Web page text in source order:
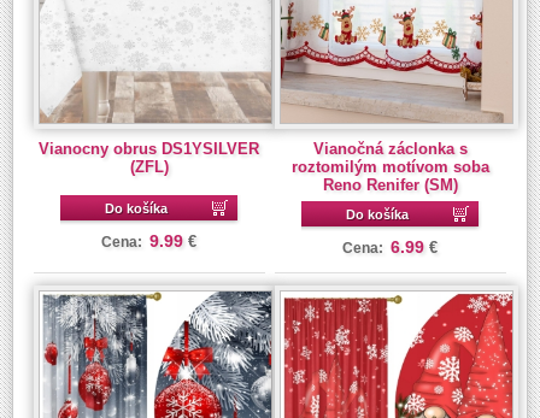
Vianocny obrus DS1YSILVER
(ZFL)
Do košíka
Cena: 9.99 €
Vianočná záclonka s
roztomilým motívom soba
Reno Renifer (SM)
Do košíka
Cena: 6.99 €